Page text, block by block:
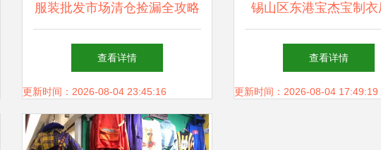
服装批发市场清仓捡漏全攻略
百元三件与二十元牛仔裤，哪
里更划算？
查看详情
更新时间：2026-08-04 23:45:16
锡山区东港宝杰宝制衣
业打造品质服装，一站
服务
查看详情
更新时间：2026-08-04 17:49:19